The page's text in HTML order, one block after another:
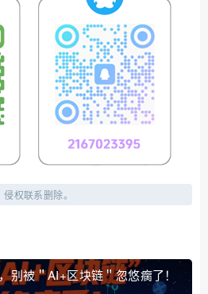
权联系删除。
别被＂AI+区块链＂忽悠瘸了！